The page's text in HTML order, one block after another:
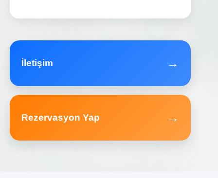
İletişim →
Rezervasyon Yap →